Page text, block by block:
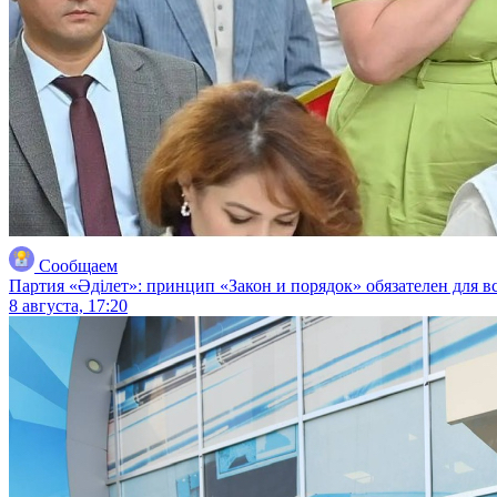
Сообщаем
Партия «Әділет»: принцип «Закон и порядок» обязателен для
8 августа, 17:20